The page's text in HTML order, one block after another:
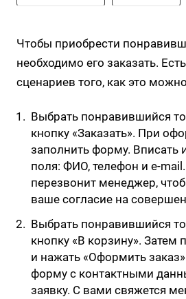
Чтобы приобрести
необходимо его заказать.
сценариев того, как это
Выбрать понравившийся
кнопку «Заказать». При
заполнить форму.
поля: ФИО, телефон и e-
перезвонит менеджер,
ваше согласие на
Выбрать понравившийся
кнопку «В корзину». Затем
и нажать «Оформить
форму с контактными
заявку. С вами свяжется